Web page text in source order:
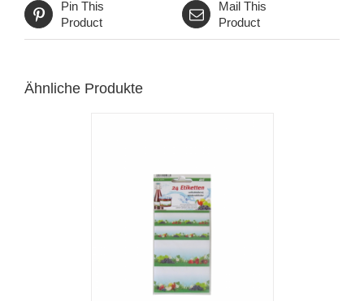
Pin This
Product
Mail This
Product
Ähnliche Produkte